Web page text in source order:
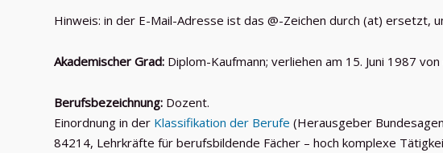
Hinweis: in der E-Mail-Adresse ist das @-Zeichen durch (at) ersetzt,
Akademischer Grad: Diplom-Kaufmann; verliehen am 15. Juni 1987
Berufsbezeichnung: Dozent.
Einordnung in der Klassifikation der Berufe (Herausgeber
84214, Lehrkräfte für berufsbildende Fächer – hoch komplexe